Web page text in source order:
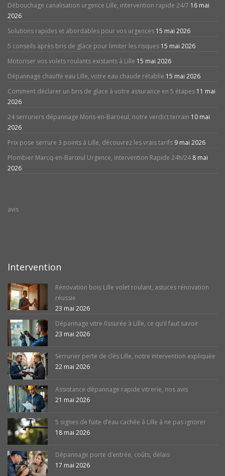
Débouchage canalisation urgence Lille, intervention rapide 24/7 16 mai
2026
Solutions rapides et abordables pour vos urgences 15 mai 2026
5 conseils après bris de glace pour limiter les risques 15 mai 2026
Motoriser vos volets roulants existants à Lille 15 mai 2026
Dépannage chauffe eau Lille, votre eau chaude rétablie 15 mai 2026
Comment déclarer un bris de glace à votre assurance en 5 étapes 11 mai
2026
24 serruriers dépannage Mons-en-Baroeul, notre verdict terrain 10 mai
2026
Prix pose serrure 3 points à Lille, découvrez les vrais tarifs 9 mai 2026
Plombier Marcq-en-Barœul Urgence, intervention Rapide 24h/24 8 mai
2026
avis
Intervention
Rénovation bois Lille volet roulant, astuces rénovation
réussie
23 mai 2026
Dépannage vitre fissurée à Lille, ce qu’il faut savoir
23 mai 2026
Serrurier perte de clés Lille, notre intervention expliquée
22 mai 2026
Assistance dépannage rapide vitrerie, nos avis
21 mai 2026
5 signes de fuite d’eau cachée à Lille à ne pas ignorer
18 mai 2026
Dépannage porte d’entrée, coûts, délais
17 mai 2026